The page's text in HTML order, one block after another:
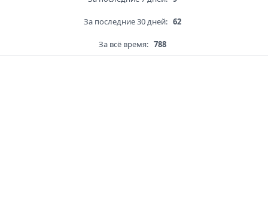
За последние 30 дней: 62
За всё время: 788